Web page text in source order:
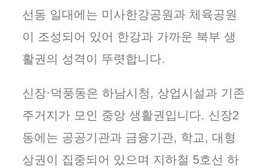
선동 일대에는 미사한강공원과 체육공원
이 조성되어 있어 한강과 가까운 북부 생
활권의 성격이 뚜렷합니다.
신장·덕풍동은 하남시청, 상업시설과 기존
주거지가 모인 중앙 생활권입니다. 신장2
동에는 공공기관과 금융기관, 학교, 대형
상권이 집중되어 있으며 지하철 5호선 하